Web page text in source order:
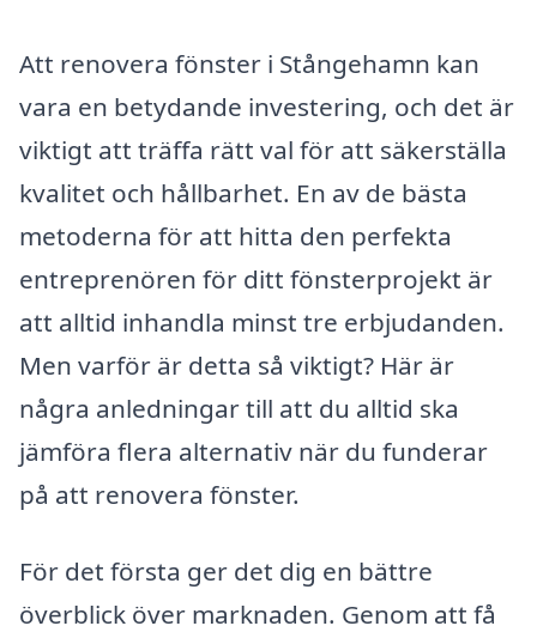
Att renovera fönster i Stångehamn kan
vara en betydande investering, och det är
viktigt att träffa rätt val för att säkerställa
kvalitet och hållbarhet. En av de bästa
metoderna för att hitta den perfekta
entreprenören för ditt fönsterprojekt är
att alltid inhandla minst tre erbjudanden.
Men varför är detta så viktigt? Här är
några anledningar till att du alltid ska
jämföra flera alternativ när du funderar
på att renovera fönster.
För det första ger det dig en bättre
överblick över marknaden. Genom att få